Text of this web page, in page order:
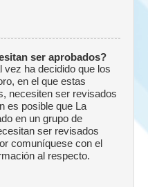
ser aprobados?
vez ha decidido que los
en el que estas
necesiten ser revisados
es posible que La
en un grupo de
ser revisados
comuníquese con el
al respecto.